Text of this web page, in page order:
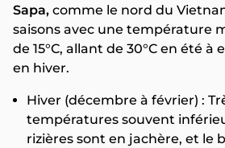
Sapa, comme le nord du
saisons avec une température
de 15°C, allant de 30°C en été à
en hiver.
Hiver (décembre à février) :
températures souvent
rizières sont en jachère, et le